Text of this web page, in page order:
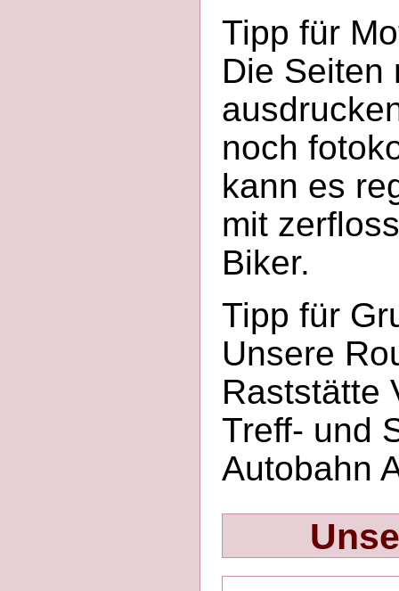
Tipp für
Die Seiten
noch
kann es
mit
Biker.
Tipp für
Unsere
Raststätte
Treff- und
Autobahn